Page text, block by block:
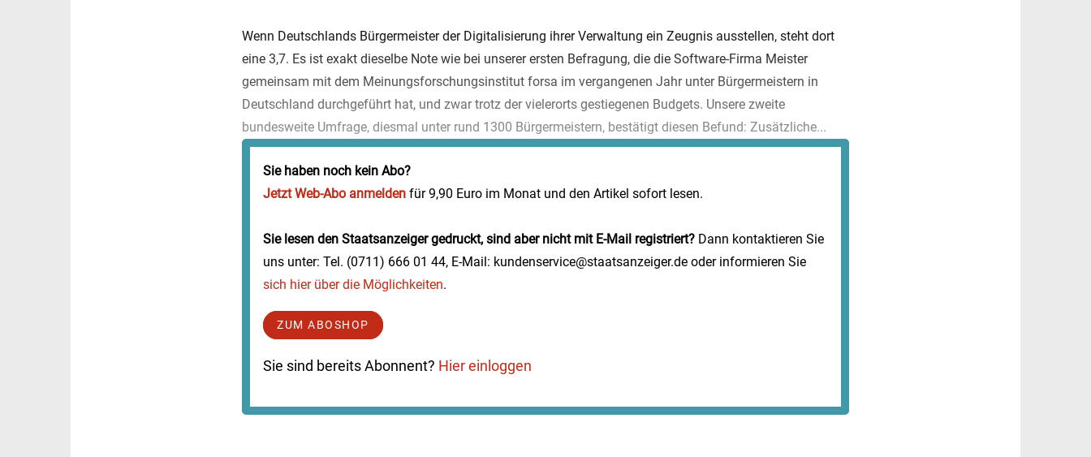
Wenn Deutschlands Bürgermeister der Digitalisierung ihrer Verwaltung ein Zeugnis ausstellen, steht dort
eine 3,7. Es ist exakt dieselbe Note wie bei unserer ersten Befragung, die die Software-Firma Meister
gemeinsam mit dem Meinungsforschungsinstitut forsa im vergangenen Jahr unter Bürgermeistern in
Deutschland durchgeführt hat, und zwar trotz der vielerorts gestiegenen Budgets. Unsere zweite
bundesweite Umfrage, diesmal unter rund 1300 Bürgermeistern, bestätigt diesen Befund: Zusätzliche...
Sie haben noch kein Abo?
Jetzt Web-Abo anmelden für 9,90 Euro im Monat und den Artikel sofort lesen.
Sie lesen den Staatsanzeiger gedruckt, sind aber nicht mit E-Mail registriert? Dann kontaktieren Sie
uns unter: Tel. (0711) 666 01 44, E-Mail: kundenservice@staatsanzeiger.de oder informieren Sie
sich hier über die Möglichkeiten.
ZUM ABOSHOP
Sie sind bereits Abonnent? Hier einloggen